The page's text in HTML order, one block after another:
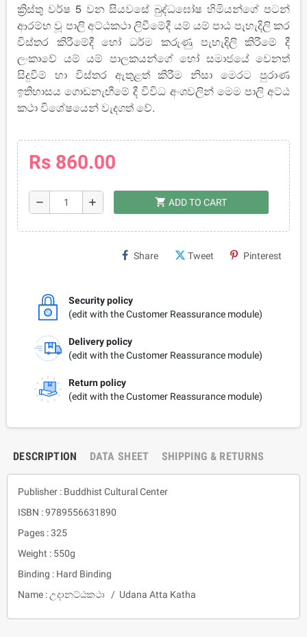
ක්‍රිස්තු වර්ෂ 5 වන සියවසේ බුද්ධඝෝෂ හිමියන්ගේ පටන්
ආරම්භ වූ පාලි අට්ඨකථා ලිවීමේදී යම් යම් පාඨ පැහැදිලි කර
විස්තර කිරීමේදී හෝ ධර්ම කරුණු පැහැදිලි කිරීමේ දී
ලංකාවේ යම් යම් පාලකයන්ගේ හෝ සමාජයේ වෙනත්
සිදුවීම් හා විස්තර ඇතුළත් කිරීම නිසා මෙරට පුරාණ
ඉතිහාසය ගොඩනැඟීමේ දී විවිධ අංශවලින් මෙම පාලි අට්ඨ
කථා විශේෂයෙන් වැදගත් වේ.
Rs 860.00
remove add shopping_cart ADD TO CART
Share Tweet Pinterest
Security policy
(edit with the Customer Reassurance module)
Delivery policy
(edit with the Customer Reassurance module)
Return policy
(edit with the Customer Reassurance module)
DESCRIPTION DATA SHEET SHIPPING & RETURNS
Publisher : Buddhist Cultural Center
ISBN : 9789556631890
Pages : 325
Weight : 550g
Binding : Hard Binding
Name : උදානට්ඨකථා / Udana Atta Katha